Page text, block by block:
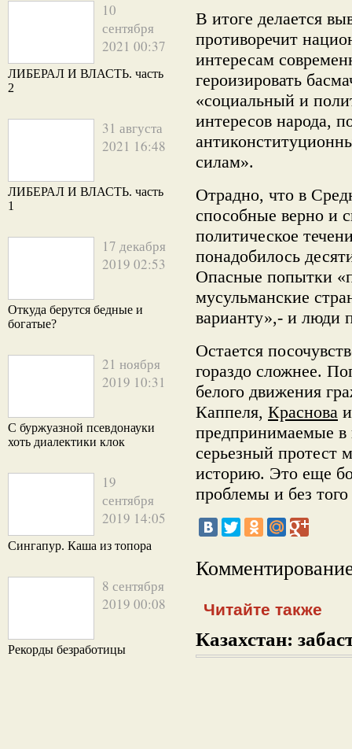
10
сентября
2021 00:37
ЛИБЕРАЛ И ВЛАСТЬ. часть
2
31 августа
2021 16:48
ЛИБЕРАЛ И ВЛАСТЬ. часть
1
17 декабря
2019 02:53
Откуда берутся бедные и
богатые?
21 ноября
2019 10:31
С буржуазной псевдонауки
хоть диалектики клок
19
сентября
2019 14:05
Сингапур. Каша из топора
8 сентября
2019 00:08
Рекорды безработицы
В итоге делается
противоречит
интересам
героизировать
«социальный и
интересов народа,
силам».
Отрадно, что в
способные верно и
политическое
понадобилось
Опасные попытки
мусульманские
варианту»,- и люди
Остается
гораздо сложнее.
белого движения
Каппеля, Краснова
предпринимаемые в
серьезный протест
историю. Это еще
проблемы и без
Читайте также
Казахстан: